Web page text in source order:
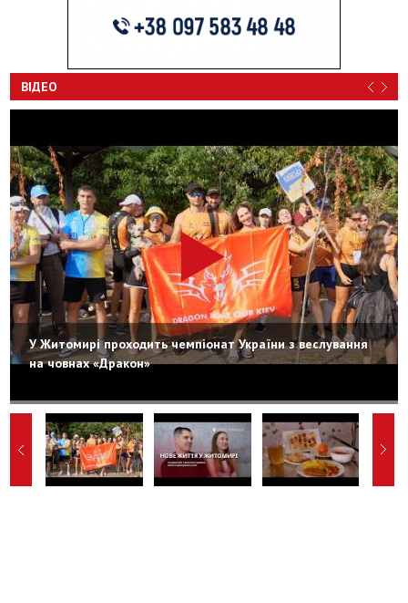
ВІДЕО
У Житомирі проходить чемпіонат України з веслування
на човнах «Дракон»